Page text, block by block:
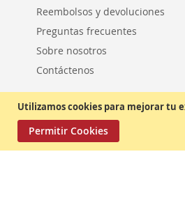
Utilizamos cookies para mejorar tu
Permitir Cookies
Reembolsos y devoluciones
Preguntas frecuentes
Sobre nosotros
Contáctenos